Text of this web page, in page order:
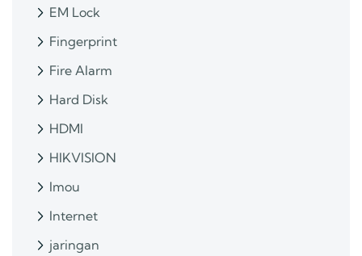
EM Lock
Fingerprint
Fire Alarm
Hard Disk
HDMI
HIKVISION
Imou
Internet
jaringan